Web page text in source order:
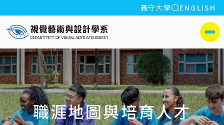
:::
義守大學 全站搜索
ENGLISH
義守大學視覺藝術與設計學系
側選單
職涯地圖與培育人才